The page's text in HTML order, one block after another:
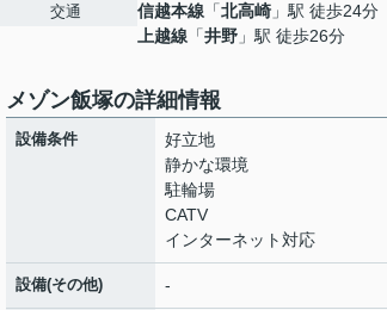
交通
信越本線 「北高崎 」駅 徒歩24分
上越線 「井野 」駅 徒歩26分
メゾン飯塚の詳細情報
設備条件
好立地
静かな環境
駐輪場
CATV
インターネット対応
設備(その他) -